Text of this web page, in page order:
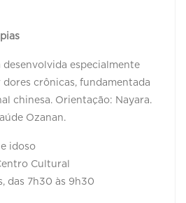
especialmente
crônicas, fundamentada
chinesa. Orientação: Nayara.
Ozanan.
idoso
Cultural
das 7h30 às 9h30